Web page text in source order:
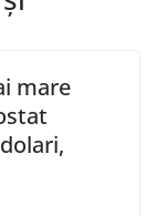
mare